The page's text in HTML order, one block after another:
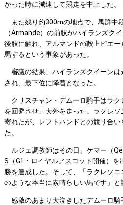
かった時に減速して競走を中止した。
また残り約300mの地点で、馬群中
（Armande）の前肢がハイランズク
後肢に触れ、アルマンドの鞍上ピエ
馬するという事象があった。
審議の結果、ハイランズクイーンは
され、最下位に降着となった。
クリスチャン・デムーロ騎手はラク
を回避させ、大外を走った。ラクレ
寄れたが、レフトハンドとの競り合
た。
ルジェ調教師はその日、ケマー（
S（G1・ロイヤルアスコット開催）
勝を達成した。そして、「ラクレソ
のような本当に素晴らしい馬です」と
感激のあまり大泣きしたデムーロ騎